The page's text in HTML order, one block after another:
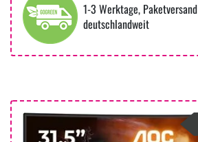
1-3 Werktage, Paketversand
deutschlandweit